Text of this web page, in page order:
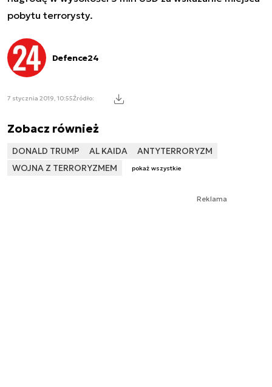
pobytu terrorysty.
Defence24
7 stycznia 2019, 10:55Źródło:
Zobacz również
DONALD TRUMP AL KAIDA
ANTYTERRORYZM
WOJNA Z TERRORYZMEM
pokaż wszystkie
Reklama